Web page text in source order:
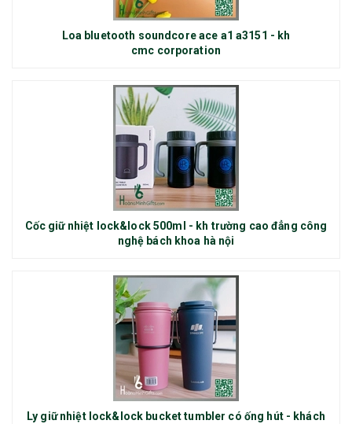
Loa bluetooth soundcore ace a1 a3151 - kh
cmc corporation
Cốc giữ nhiệt lock&lock 500ml - kh trường cao đẳng công
nghệ bách khoa hà nội
Ly giữ nhiệt lock&lock bucket tumbler có ống hút - khách